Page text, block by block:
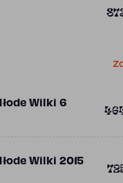
Wilki 6
Wilki 2015